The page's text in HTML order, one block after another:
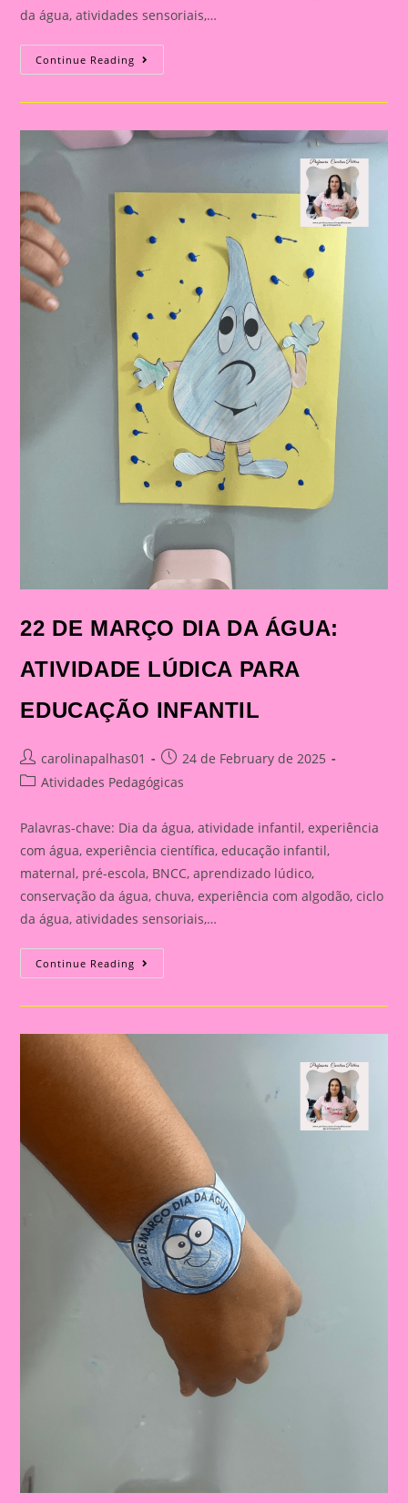
da água, atividades sensoriais,…
Continue Reading 22
DE
DIA
ATIVIDADE
22 DE MARÇO DIA DA ÁGUA:
ATIVIDADE LÚDICA PARA
EDUCAÇÃO INFANTIL
Post
author:
carolinapalhas01
Post
published:
24 de February de 2025
PostAtividades Pedagógicas
Palavras-chave: Dia da água, atividade infantil, experiência
com água, experiência científica, educação infantil,
maternal, pré-escola, BNCC, aprendizado lúdico,
conservação da água, chuva, experiência com algodão, ciclo
da água, atividades sensoriais,…
Continue Reading 22
DE
DIA
ATIVIDADE
LÚDICA
PARA
EDUCAÇÃO
INFANTIL